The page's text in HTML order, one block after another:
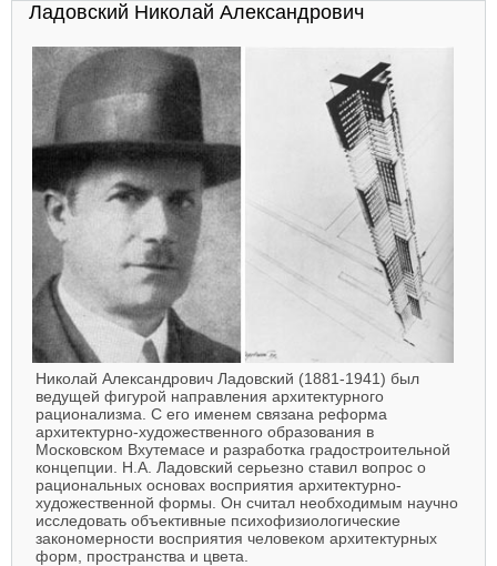
Ладовский Николай Александрович
Николай Александрович Ладовский (1881-1941) был
ведущей фигурой направления архитектурного
рационализма. С его именем связана реформа
архитектурно-художественного образования в
Московском Вхутемасе и разработка градостроительной
концепции. Н.А. Ладовский серьезно ставил вопрос о
рациональных основах восприятия архитектурно-
художественной формы. Он считал необходимым научно
исследовать объективные психофизиологические
закономерности восприятия человеком архитектурных
форм, пространства и цвета.